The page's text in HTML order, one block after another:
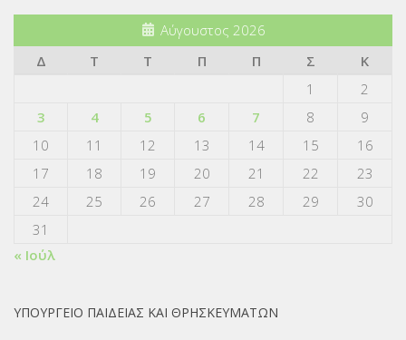
Αύγουστος 2026
Δ
Τ Τ Π Π Σ
Κ
1
2
3
4 5 6 7 8
9
10
11 12 13 14 15
16
17
18 19 20 21 22
23
24
25 26 27 28 29
30
31
« Ιούλ
ΥΠΟΥΡΓΕΙΟ ΠΑΙΔΕΙΑΣ ΚΑΙ ΘΡΗΣΚΕΥΜΑΤΩΝ